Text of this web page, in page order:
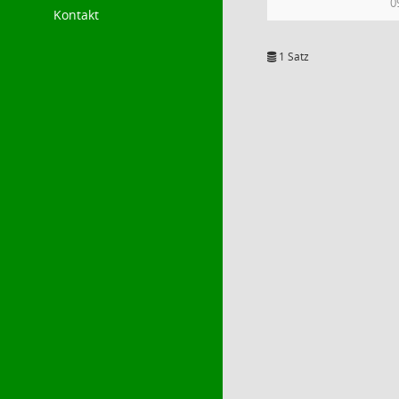
Kontakt
1 Satz